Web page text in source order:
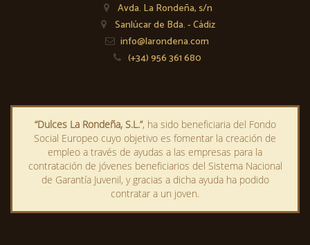
Avda. La Rondeña, s/n
Sanlúcar de Bda. - Cádiz
info@larondena.com
(+34) 956 361 680
“Dulces La Rondeña, S.L.”, ha sido beneficiaria del Fondo
Social Europeo cuyo objetivo es fomentar la creación de
empleo a través de ayudas a las empresas para la
contratación de jóvenes beneficiarios del Sistema Nacional
de Garantía Juvenil, y gracias a dicha ayuda ha podido
contratar a un joven.